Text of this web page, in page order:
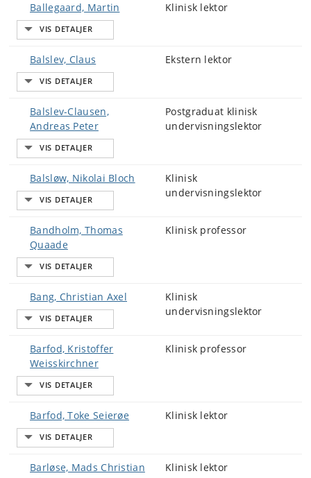
Ballegaard, Martin Klinisk lektor
Balslev, Claus Ekstern lektor
Balslev-Clausen,
Andreas Peter
Postgraduat klinisk
undervisningslektor
Balsløw, Nikolai Bloch
Klinisk
undervisningslektor
Bandholm, Thomas
Quaade
Klinisk professor
Bang, Christian Axel
Klinisk
undervisningslektor
Barfod, Kristoffer
Weisskirchner
Klinisk professor
Barfod, Toke Seierøe Klinisk lektor
Barløse, Mads Christian
Klinisk lektor